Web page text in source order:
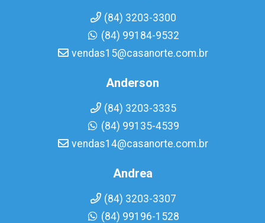
(84) 3203-3300
(84) 99184-9532
vendas15@casanorte.com.br
Anderson
(84) 3203-3335
(84) 99135-4539
vendas14@casanorte.com.br
Andrea
(84) 3203-3307
(84) 99196-1528